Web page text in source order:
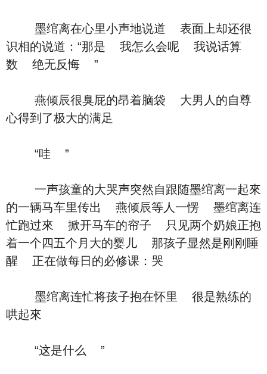
墨绾离在心里小声地说道 表面上却还很
识相的说道：“那是 我怎么会呢 我说话算
数 绝无反悔 ”
燕倾辰很臭屁的昂着脑袋 大男人的自尊
心得到了极大的满足
“哇 ”
一声孩童的大哭声突然自跟随墨绾离一起來
的一辆马车里传出 燕倾辰等人一愣 墨绾离连
忙跑过來 掀开马车的帘子 只见两个奶娘正抱
着一个四五个月大的婴儿 那孩子显然是刚刚睡
醒 正在做每日的必修课：哭
墨绾离连忙将孩子抱在怀里 很是熟练的
哄起來
“这是什么 ”